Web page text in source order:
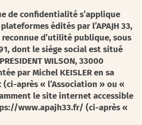
de confidentialité s’applique
édités par l’APAJH 33,
d’utilité publique, sous
dont le siège social est situé
WILSON, 33000
par Michel KEISLER en sa
après « l’Association » ou «
le site internet accessible
www.apajh33.fr/ (ci-après «